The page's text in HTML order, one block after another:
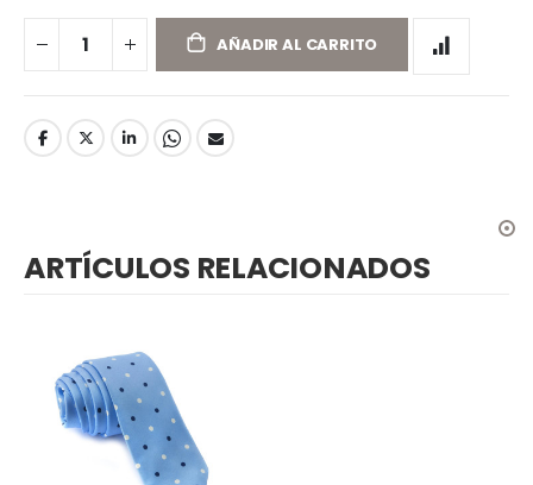
AÑADIR AL CARRITO
ARTÍCULOS RELACIONADOS